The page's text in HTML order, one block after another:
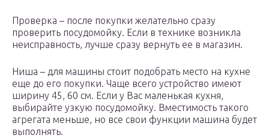
Проверка – после покупки желательно сразу
проверить посудомойку. Если в технике возникла
неисправность, лучше сразу вернуть ее в магазин.
Ниша – для машины стоит подобрать место на кухне
еще до его покупки. Чаще всего устройство имеют
ширину 45, 60 см. Если у Вас маленькая кухня,
выбирайте узкую посудомойку. Вместимость такого
агрегата меньше, но все свои функции машина будет
выполнять.